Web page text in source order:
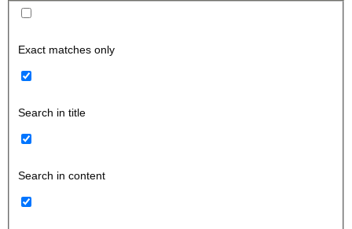
Exact matches only
Search in title
Search in content